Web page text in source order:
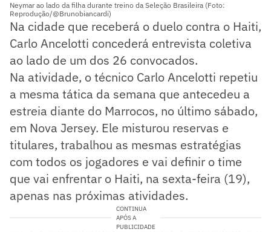
Neymar ao lado da filha durante treino da Seleção Brasileira (Foto:
Reprodução/@Brunobiancardi)
Na cidade que receberá o duelo contra o Haiti,
Carlo Ancelotti concederá entrevista coletiva
ao lado de um dos 26 convocados.
Na atividade, o técnico Carlo Ancelotti repetiu
a mesma tática da semana que antecedeu a
estreia diante do Marrocos, no último sábado,
em Nova Jersey. Ele misturou reservas e
titulares, trabalhou as mesmas estratégias
com todos os jogadores e vai definir o time
que vai enfrentar o Haiti, na sexta-feira (19),
apenas nas próximas atividades.
CONTINUA
APÓS A
PUBLICIDADE